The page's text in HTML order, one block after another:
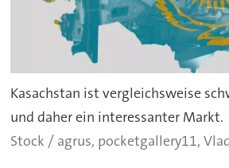
Kasachstan ist vergleichsweise
und daher ein interessanter Markt.
Stock / agrus, pocketgallery11,